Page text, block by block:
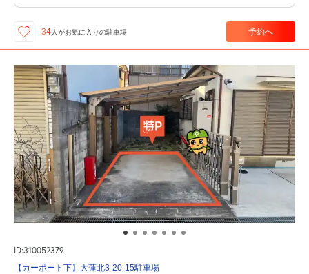
34人がお気に入りの駐車場 予約へ
ID:310052379
【カーポート下】大蓮北3-20-15駐車場